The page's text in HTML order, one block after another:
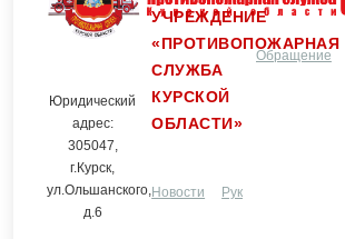
Юридический
адрес:
305047,
г.Курск,
ул.Ольшанского,
д.6
УЧРЕЖДЕНИЕ
«ПРОТИВОПОЖАРНАЯ
СЛУЖБА
КУРСКОЙ
ОБЛАСТИ»
Новости Руководство и
Обращение